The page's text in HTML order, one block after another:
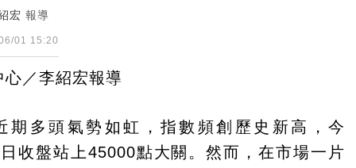
宏 報導
01 15:20
心／李紹宏報導
期多頭氣勢如虹，指數頻創歷史新高，今
收盤站上45000點大關。然而，在市場一片